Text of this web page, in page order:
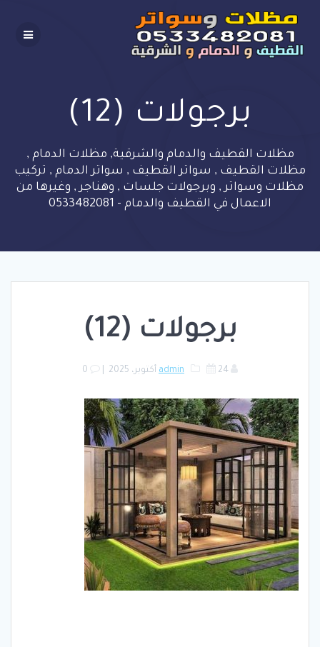
to
content
برجولات (12)
مظلات القطيف والدمام والشرقية, مظلات الدمام ,
مظلات القطيف , سواتر القطيف , سواتر الدمام , تركيب
مظلات وسواتر , وبرجولات جلسات , وهناجر , وغيرها من
الاعمال في القطيف والدمام - 0533482081
برجولات (12)
admin 24 أكتوبر، 2025 0